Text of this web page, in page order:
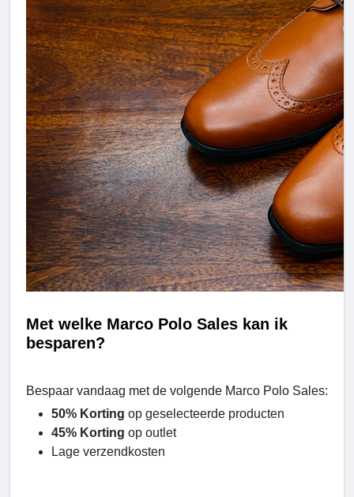
Met welke Marco Polo Sales kan ik
besparen?
Bespaar vandaag met de volgende Marco Polo Sales:
50% Korting op geselecteerde producten
45% Korting op outlet
Lage verzendkosten